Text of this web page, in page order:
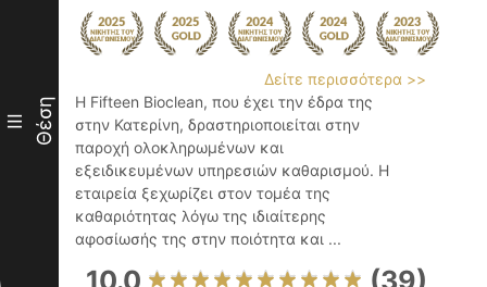
III Θέση
Δείτε περισσότερα >>
Η Fifteen Bioclean, που έχει την έδρα της
στην Κατερίνη, δραστηριοποιείται στην
παροχή ολοκληρωμένων και
εξειδικευμένων υπηρεσιών καθαρισμού. Η
εταιρεία ξεχωρίζει στον τομέα της
καθαριότητας λόγω της ιδιαίτερης
αφοσίωσής της στην ποιότητα και ...
10.0 (39)